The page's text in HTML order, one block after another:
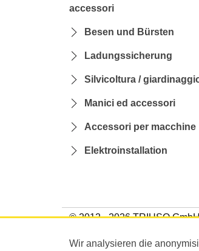
accessori
Besen und Bürsten
Ladungssicherung
Silvicoltura /
Manici ed accessori
Accessori per macchine
Elektroinstallation
© 2012 - 2026 TRIUSO
Wir analysieren die